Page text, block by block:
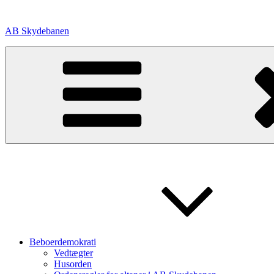
indhold
AB Skydebanen
Beboerdemokrati
Vedtægter
Husorden